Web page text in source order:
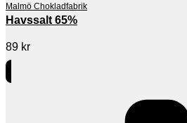
Malmö Chokladfabrik
Havssalt 65%
89 kr